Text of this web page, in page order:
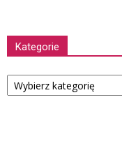
Kategorie
Kategorie